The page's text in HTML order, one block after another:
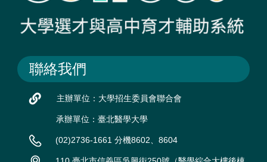
聯絡我們
主辦單位：大學招生委員會聯合會
承辦單位：臺北醫學大學
(02)2736-1661 分機8602、8604